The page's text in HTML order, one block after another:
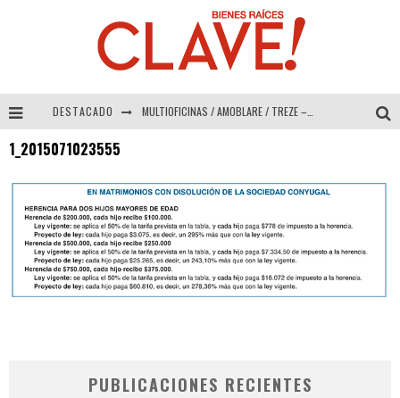
DESTACADO MULTIOFICINAS / AMOBLARE / TREZE – Especial Interiorismo & Decoración 2026
COLINEAL – Especial Interiorismo & Decoración 2026
1_2015071023555
PUBLICACIONES RECIENTES